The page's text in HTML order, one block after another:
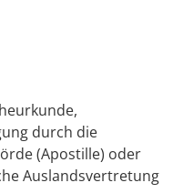
durch die
(Apostille) oder
Auslandsvertretung